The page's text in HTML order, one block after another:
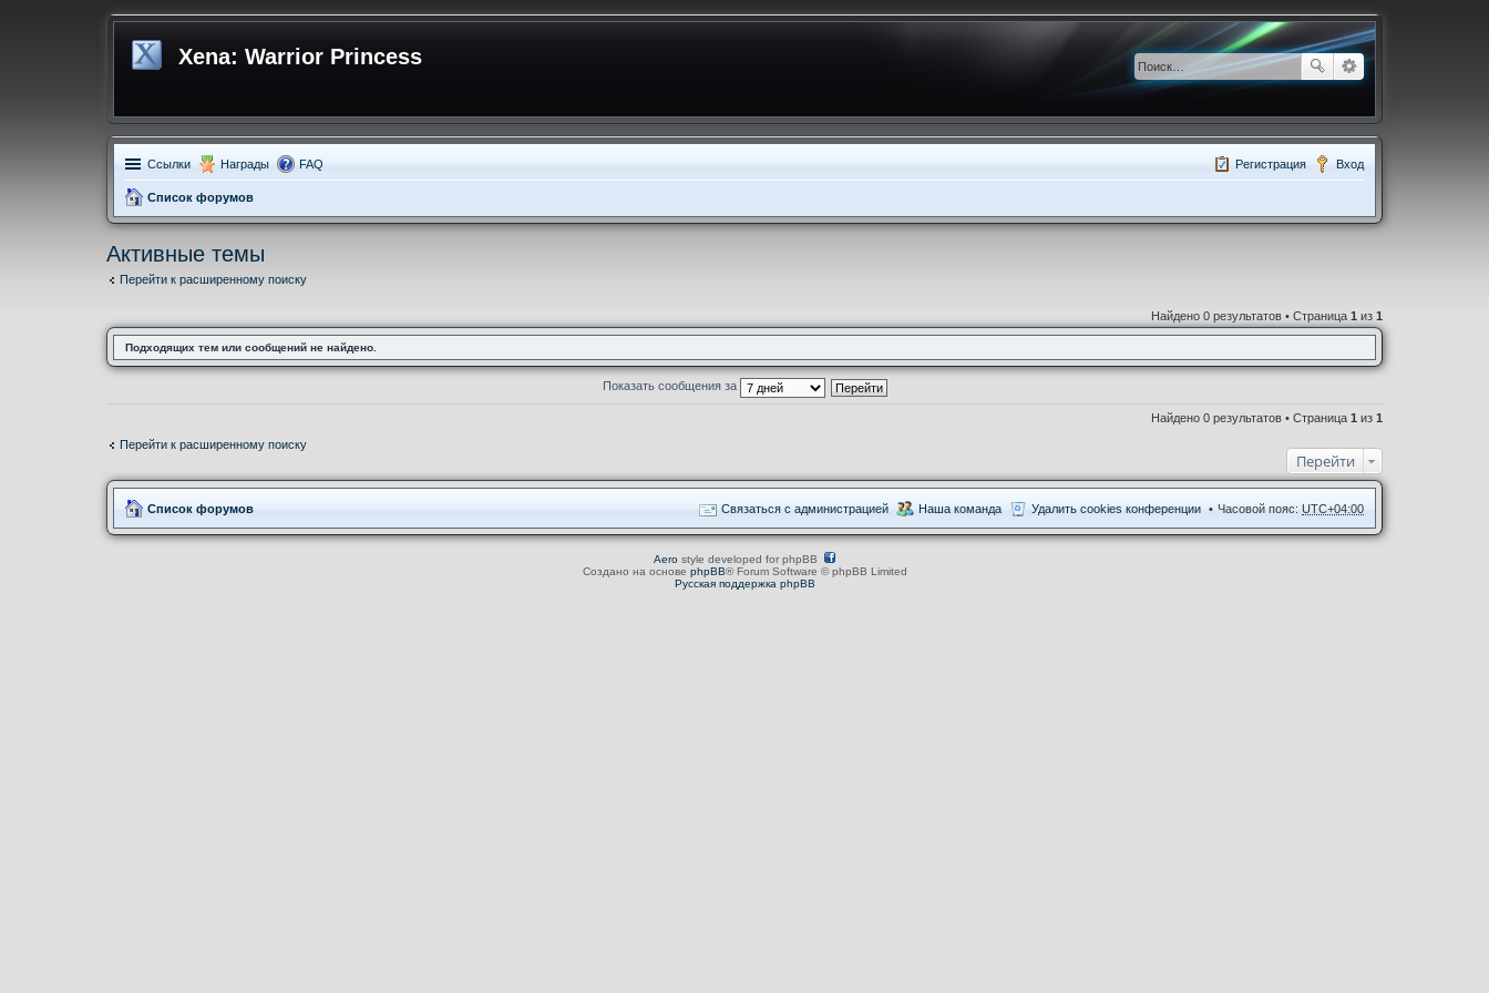
Xena: Warrior Princess
Ссылки Награды FAQ Вход
Регистрация
Список форумов
Активные темы
Перейти к расширенному поиску
Найдено 0 результатов • Страница 1 из 1
Подходящих тем или сообщений не найдено.
Показать сообщения за
Найдено 0 результатов • Страница 1 из 1
Перейти к расширенному поиску
Перейти
Список форумов Часовой пояс: UTC+04:00
Удалить cookies конференции
Наша команда
Связаться с администрацией
Aero style developed for phpBB
Создано на основе phpBB® Forum Software © phpBB Limited
Русская поддержка phpBB